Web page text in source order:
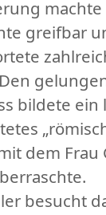
machte
greifbar
bildete ein
dem Frau
besucht